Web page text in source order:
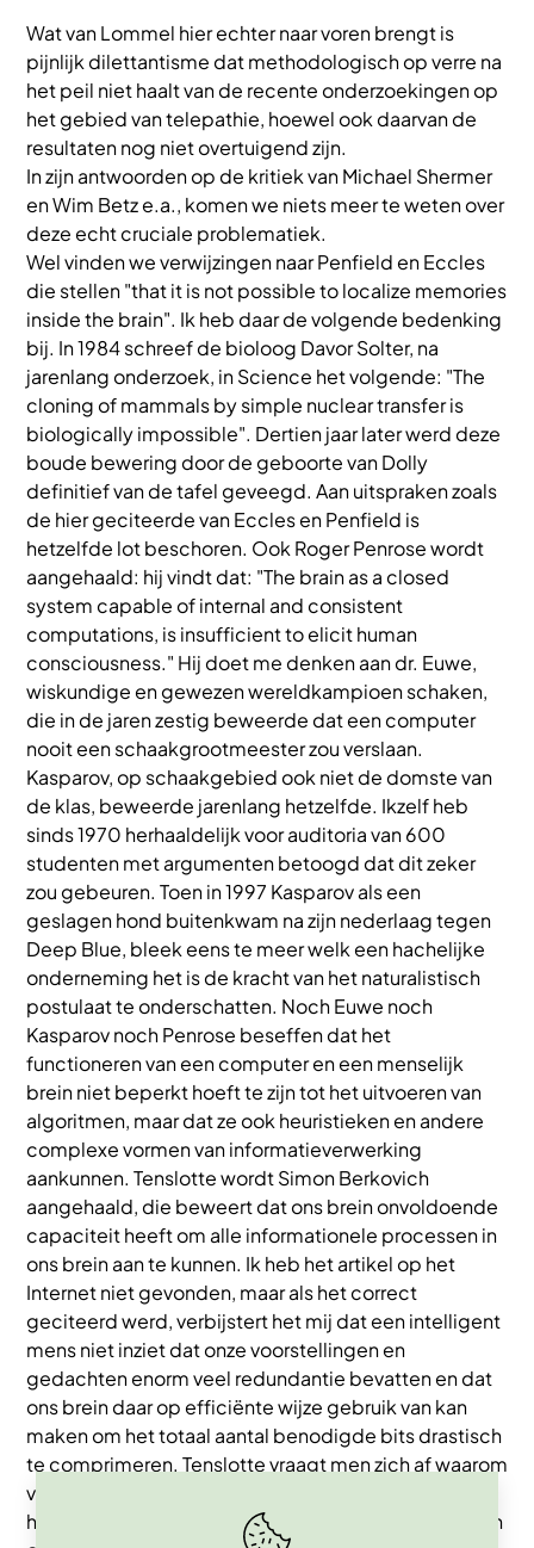
Wat van Lommel hier echter naar voren brengt is
pijnlijk dilettantisme dat methodologisch op verre na
het peil niet haalt van de recente onderzoekingen op
het gebied van telepathie, hoewel ook daarvan de
resultaten nog niet overtuigend zijn.
In zijn antwoorden op de kritiek van Michael Shermer
en Wim Betz e.a., komen we niets meer te weten over
deze echt cruciale problematiek.
Wel vinden we verwijzingen naar Penfield en Eccles
die stellen "that it is not possible to localize memories
inside the brain". Ik heb daar de volgende bedenking
bij. In 1984 schreef de bioloog Davor Solter, na
jarenlang onderzoek, in Science het volgende: "The
cloning of mammals by simple nuclear transfer is
biologically impossible". Dertien jaar later werd deze
boude bewering door de geboorte van Dolly
definitief van de tafel geveegd. Aan uitspraken zoals
de hier geciteerde van Eccles en Penfield is
hetzelfde lot beschoren. Ook Roger Penrose wordt
aangehaald: hij vindt dat: "The brain as a closed
system capable of internal and consistent
computations, is insufficient to elicit human
consciousness." Hij doet me denken aan dr. Euwe,
wiskundige en gewezen wereldkampioen schaken,
die in de jaren zestig beweerde dat een computer
nooit een schaakgrootmeester zou verslaan.
Kasparov, op schaakgebied ook niet de domste van
de klas, beweerde jarenlang hetzelfde. Ikzelf heb
sinds 1970 herhaaldelijk voor auditoria van 600
studenten met argumenten betoogd dat dit zeker
zou gebeuren. Toen in 1997 Kasparov als een
geslagen hond buitenkwam na zijn nederlaag tegen
Deep Blue, bleek eens te meer welk een hachelijke
onderneming het is de kracht van het naturalistisch
postulaat te onderschatten. Noch Euwe noch
Kasparov noch Penrose beseffen dat het
functioneren van een computer en een menselijk
brein niet beperkt hoeft te zijn tot het uitvoeren van
algoritmen, maar dat ze ook heuristieken en andere
complexe vormen van informatieverwerking
aankunnen. Tenslotte wordt Simon Berkovich
aangehaald, die beweert dat ons brein onvoldoende
capaciteit heeft om alle informationele processen in
ons brein aan te kunnen. Ik heb het artikel op het
Internet niet gevonden, maar als het correct
geciteerd werd, verbijstert het mij dat een intelligent
mens niet inziet dat onze voorstellingen en
gedachten enorm veel redundantie bevatten en dat
ons brein daar op efficiënte wijze gebruik van kan
maken om het totaal aantal benodigde bits drastisch
te comprimeren. Tenslotte vraagt men zich af waarom
van Lommel er geen besef van heeft dat zijn
hypothese over een "transcendente" entiteit X waarin